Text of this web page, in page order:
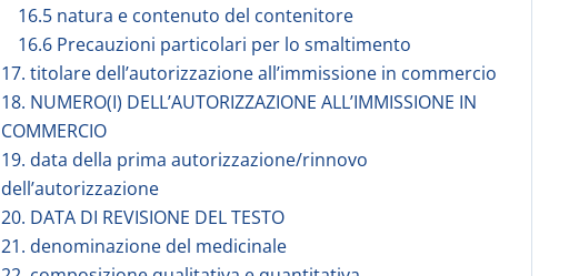
16.5 natura e contenuto del contenitore
16.6 Precauzioni particolari per lo smaltimento
17. titolare dell’autorizzazione all’immissione in commercio
18. NUMERO(I) DELL’AUTORIZZAZIONE ALL’IMMISSIONE IN
COMMERCIO
19. data della prima autorizzazione/rinnovo
dell’autorizzazione
20. DATA DI REVISIONE DEL TESTO
21. denominazione del medicinale